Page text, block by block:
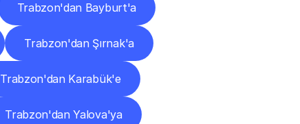
Trabzon'dan Bayburt'a
Trabzon'dan Şırnak'a
Trabzon'dan Karabük'e
Trabzon'dan Yalova'ya